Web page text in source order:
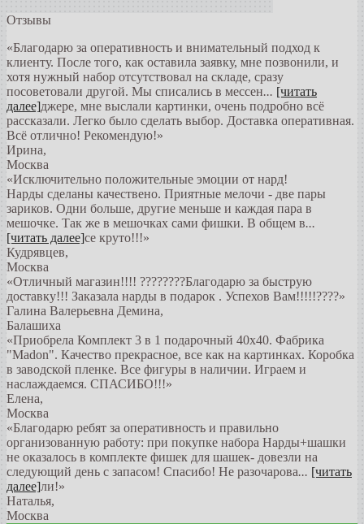
Отзывы
«Благодарю за оперативность и внимательный подход к
клиенту. После того, как оставила заявку, мне позвонили, и
хотя нужный набор отсутствовал на складе, сразу
посоветовали другой. Мы списались в мессен... [читать
далее]джере, мне выслали картинки, очень подробно всё
рассказали. Легко было сделать выбор. Доставка оперативная.
Всё отлично! Рекомендую!»
Ирина,
Москва
«Исключительно положительные эмоции от нард!
Нарды сделаны качествено. Приятные мелочи - две пары
зариков. Одни больше, другие меньше и каждая пара в
мешочке. Так же в мешочках сами фишки. В общем в...
[читать далее]се круто!!!»
Кудрявцев,
Москва
«Отличный магазин!!!! ????????Благодарю за быструю
доставку!!! Заказала нарды в подарок . Успехов Вам!!!!!????»
Галина Валерьевна Демина,
Балашиха
«Приобрела Комплект 3 в 1 подарочный 40х40. Фабрика
"Madon". Качество прекрасное, все как на картинках. Коробка
в заводской пленке. Все фигуры в наличии. Играем и
наслаждаемся. СПАСИБО!!!»
Елена,
Москва
«Благодарю ребят за оперативность и правильно
организованную работу: при покупке набора Нарды+шашки
не оказалось в комплекте фишек для шашек- довезли на
следующий день с запасом! Спасибо! Не разочарова... [читать
далее]ли!»
Наталья,
Москва